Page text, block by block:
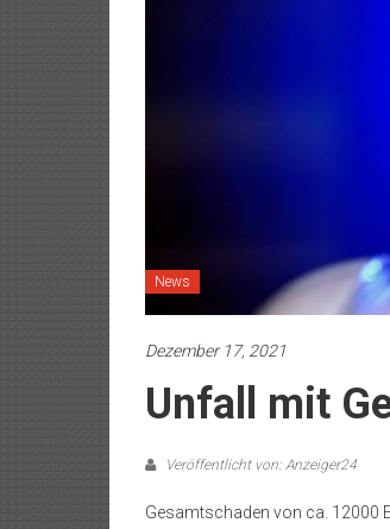
News
Dezember 17, 2021
Unfall mit
Veröffentlicht von: Anzeiger24
Gesamtschaden von ca. 12000